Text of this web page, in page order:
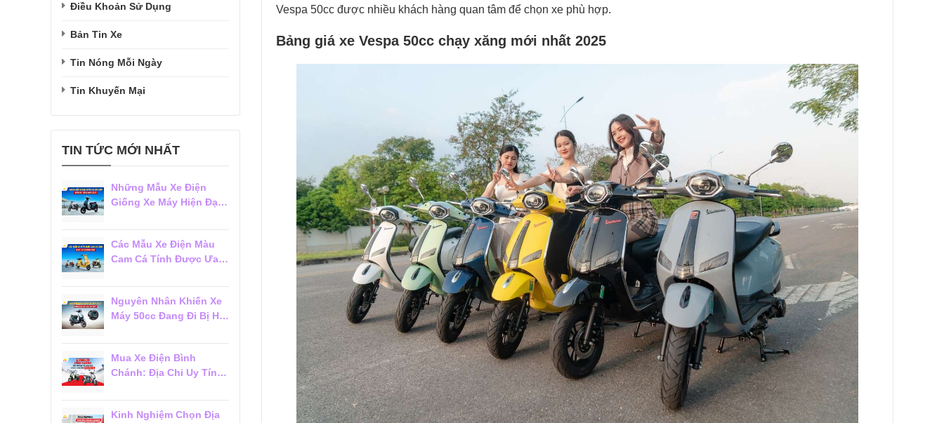
Vespa 50cc được nhiều khách hàng quan tâm để chọn xe phù hợp.
Bảng giá xe Vespa 50cc chạy xăng mới nhất 2025
Điều Khoản Sử Dụng
Bản Tin Xe
Tin Nóng Mỗi Ngày
Tin Khuyến Mại
TIN TỨC MỚI NHẤT
Những Mẫu Xe Điện
Giống Xe Máy Hiện Đại
Các Mẫu Xe Điện Màu
Cam Cá Tính Được Ưa
Nguyên Nhân Khiến Xe
Máy 50cc Đang Đi Bị Hụt
Mua Xe Điện Bình
Chánh: Địa Chỉ Uy Tín,
Kinh Nghiệm Chọn Địa